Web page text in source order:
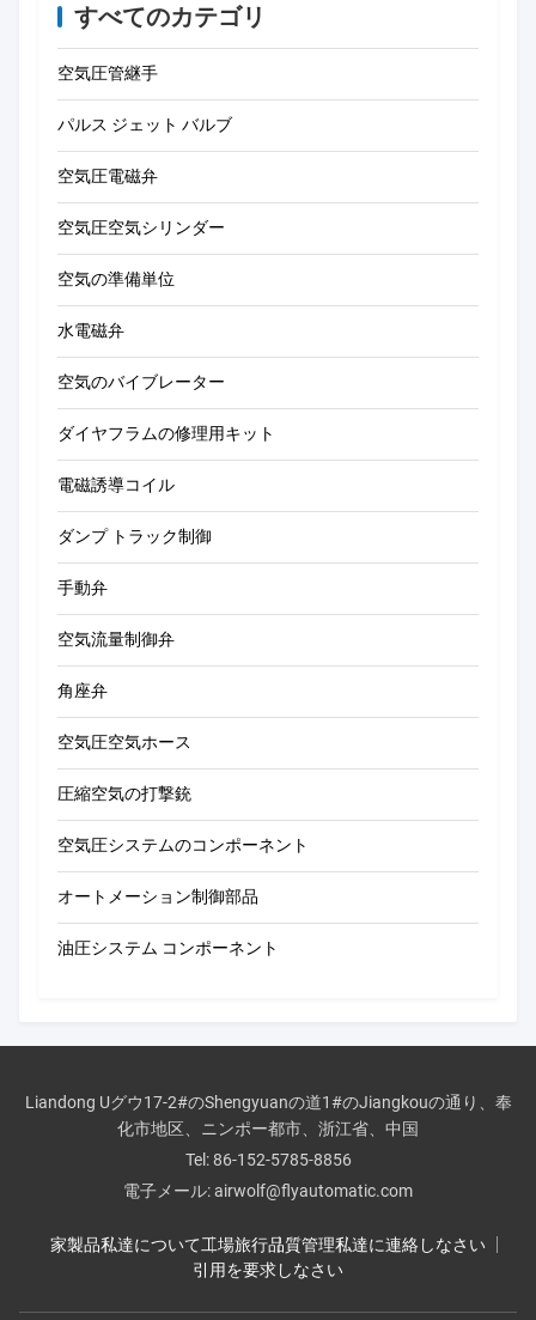
すべてのカテゴリ
空気圧管継手
パルス ジェット バルブ
空気圧電磁弁
空気圧空気シリンダー
空気の準備単位
水電磁弁
空気のバイブレーター
ダイヤフラムの修理用キット
電磁誘導コイル
ダンプ トラック制御
手動弁
空気流量制御弁
角座弁
空気圧空気ホース
圧縮空気の打撃銃
空気圧システムのコンポーネント
オートメーション制御部品
油圧システム コンポーネント
Liandong Uグウ17-2#のShengyuanの道1#のJiangkouの通り、奉
化市地区、ニンポー都市、浙江省、中国
Tel:86-152-5785-8856
電子メール:airwolf@flyautomatic.com
家製品私達について工場旅行品質管理私達に連絡しなさい
引用を要求しなさい